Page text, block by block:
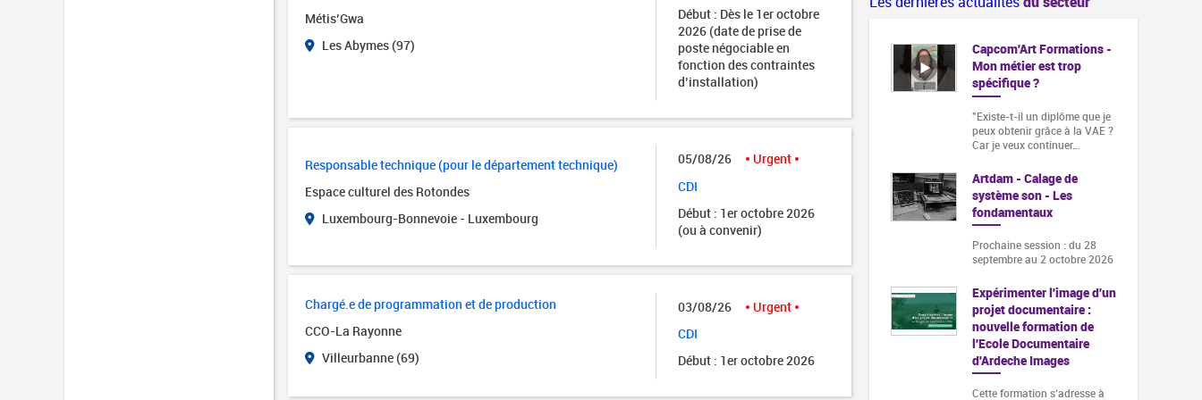
Métis’Gwa
Les Abymes (97)
Début : Dès le 1er octobre
2026 (date de prise de
poste négociable en
fonction des contraintes
d’installation)
Responsable technique (pour le département technique)
Espace culturel des Rotondes
Luxembourg-Bonnevoie - Luxembourg
05/08/26
Urgent
CDI
Début : 1er octobre 2026
(ou à convenir)
Chargé.e de programmation et de production
CCO-La Rayonne
Villeurbanne (69)
03/08/26
Urgent
CDI
Début : 1er octobre 2026
Capcom'Art Formations -
Mon métier est trop
spécifique ?
"Existe-t-il un diplôme que je
peux obtenir grâce à la VAE ?
Car je veux continuer…
Artdam - Calage de
système son - Les
fondamentaux
Prochaine session : du 28
septembre au 2 octobre 2026
Expérimenter l'image d'un
projet documentaire :
nouvelle formation de
l'Ecole Documentaire
d'Ardeche Images
Cette formation s‘adresse à